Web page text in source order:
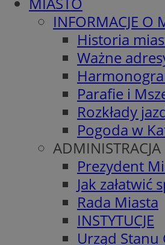
INFORMACJE O
Historia
Ważne
Parafie i
Rozkłady
Pogoda w
ADMINISTRACJA
Prezydent
Jak załatwić
Rada Miasta
INSTYTUCJE
Urząd Stanu